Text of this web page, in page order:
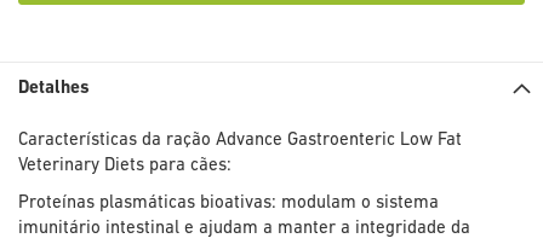
Detalhes
Características da ração Advance Gastroenteric Low Fat
Veterinary Diets para cães:
Proteínas plasmáticas bioativas: modulam o sistema
imunitário intestinal e ajudam a manter a integridade da